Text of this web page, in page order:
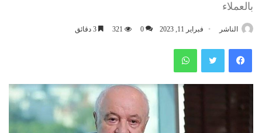
بالعملاء
الناشر فبراير 11, 2023 0
321
فيسبوك تويتر واتساب